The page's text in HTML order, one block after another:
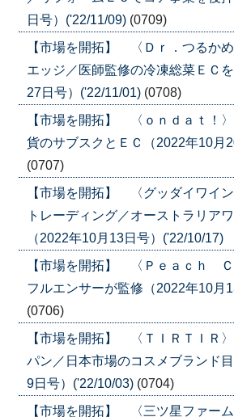
日号）('22/11/09) (0709)
【市場を開拓】 〈Ｄｒ．つるか
エッジ／医師監修の冷凍総菜ＥＣ
27日号）('22/11/01) (0708)
【市場を開拓】 〈ｏｎｄａｔ！
貨のサブスクとＥＣ（2022年10月
(0707)
【市場を開拓】 〈グッダイワイ
トレーディング／オーストラリア
（2022年10月13日号）('22/10/17)
【市場を開拓】 〈Ｐｅａｃｈ Ｃ
フルエンサーが監修（2022年10月
(0706)
【市場を開拓】 〈ＴＩＲＴＩＲ
パン／日本市場のコスメブランド
9日号）('22/10/03) (0704)
【市場を開拓】 〈三ツ星ファー